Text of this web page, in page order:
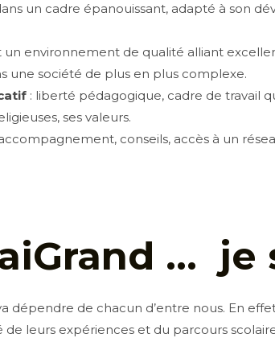
un cadre épanouissant, adapté à son
un environnement de qualité alliant
une société de plus en plus complexe.
: liberté pédagogique, cadre de travail
ses valeurs.
conseils, accès à un
… je
de chacun d’entre nous. En
leurs expériences et du parcours